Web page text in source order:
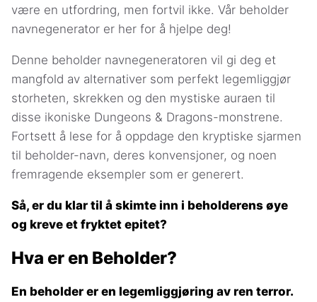
være en utfordring, men fortvil ikke. Vår beholder
navnegenerator er her for å hjelpe deg!
Denne beholder navnegeneratoren vil gi deg et
mangfold av alternativer som perfekt legemliggjør
storheten, skrekken og den mystiske auraen til
disse ikoniske Dungeons & Dragons-monstrene.
Fortsett å lese for å oppdage den kryptiske sjarmen
til beholder-navn, deres konvensjoner, og noen
fremragende eksempler som er generert.
Så, er du klar til å skimte inn i beholderens øye
og kreve et fryktet epitet?
Hva er en Beholder?
En beholder er en legemliggjøring av ren terror.